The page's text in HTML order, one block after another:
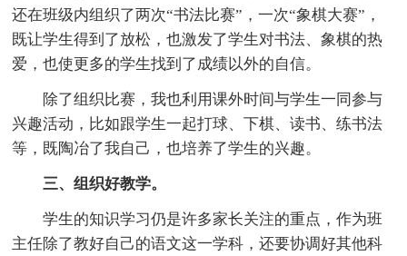
还在班级内组织了两次“书法比赛”，一次“象棋大赛”，
既让学生得到了放松，也激发了学生对书法、象棋的热
爱，也使更多的学生找到了成绩以外的自信。
除了组织比赛，我也利用课外时间与学生一同参与
兴趣活动，比如跟学生一起打球、下棋、读书、练书法
等，既陶冶了我自己，也培养了学生的兴趣。
三、组织好教学。
学生的知识学习仍是许多家长关注的重点，作为班
主任除了教好自己的语文这一学科，还要协调好其他科